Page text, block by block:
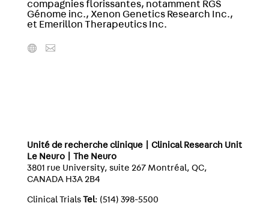
compagnies florissantes, notamment RGS
Génome inc., Xenon Genetics Research Inc.,
et Emerillon Therapeutics Inc.
Unité de recherche clinique | Clinical Research Unit
Le Neuro | The Neuro
3801 rue University, suite 267 Montréal, QC,
CANADA H3A 2B4
Clinical Trials Tel: (514) 398-5500